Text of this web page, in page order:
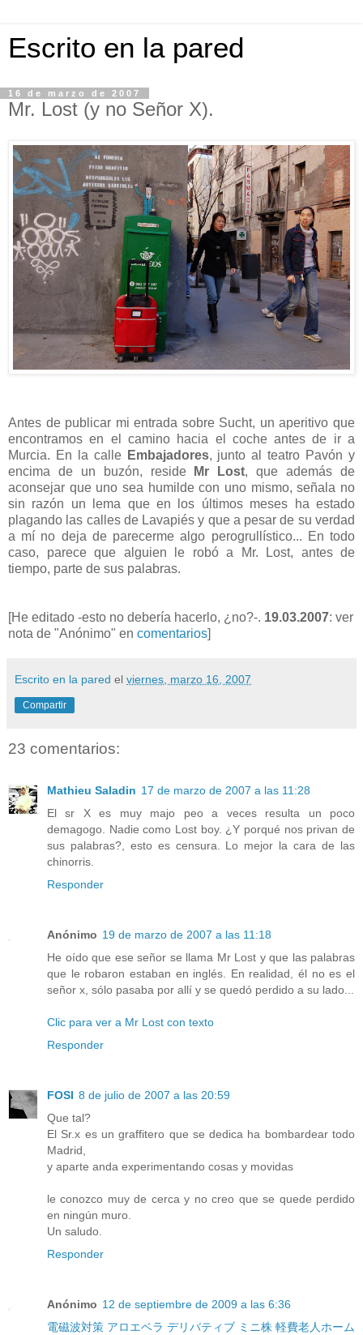
Escrito en la pared
16 de marzo de 2007
Mr. Lost (y no Señor X).
Antes de publicar mi entrada sobre Sucht, un aperitivo que
encontramos en el camino hacia el coche antes de ir a
Murcia. En la calle Embajadores, junto al teatro Pavón y
encima de un buzón, reside
Mr Lost, que además de
aconsejar que uno sea humilde con uno mismo, señala no
sin razón un lema que en los últimos meses ha estado
plagando las calles de Lavapiés y que a pesar de su verdad
a mí no deja de parecerme algo perogrullístico... En todo
caso, parece que alguien le robó a Mr. Lost, antes de
tiempo, parte de sus palabras.
[He editado -esto no debería hacerlo, ¿no?-. 19.03.2007: ver
nota de "Anónimo" en comentarios]
Escrito en la pared el viernes, marzo 16, 2007
Compartir
23 comentarios:
Mathieu Saladin 17 de marzo de 2007 a las 11:28
El sr X es muy majo peo a veces resulta un poco
demagogo. Nadie como Lost boy. ¿Y porqué nos privan de
sus palabras?, esto es censura. Lo mejor la cara de las
chinorris.
Responder
Anónimo 19 de marzo de 2007 a las 11:18
He oído que ese señor se llama Mr Lost y que las palabras
que le robaron estaban en inglés. En realidad, él no es el
señor x, sólo pasaba por allí y se quedó perdido a su lado...
Clic para ver a Mr Lost con texto
Responder
FOSI 8 de julio de 2007 a las 20:59
Que tal?
El Sr.x es un graffitero que se dedica ha bombardear todo
Madrid,
y aparte anda experimentando cosas y movidas
le conozco muy de cerca y no creo que se quede perdido
en ningún muro.
Un saludo.
Responder
Anónimo 12 de septiembre de 2009 a las 6:36
電磁波対策 アロエベラ デリバティブ ミニ株 軽費老人ホーム